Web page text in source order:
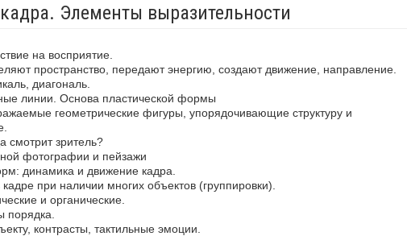
Элементы выразительности
на восприятие.
пространство, передают энергию, создают движение, направление.
диагональ.
линии. Основа пластической формы
геометрические фигуры, упорядочивающие структуру и
смотрит зритель?
фотографии и пейзажи
динамика и движение кадра.
при наличии многих объектов (группировки).
и органические.
порядка.
контрасты, тактильные эмоции.